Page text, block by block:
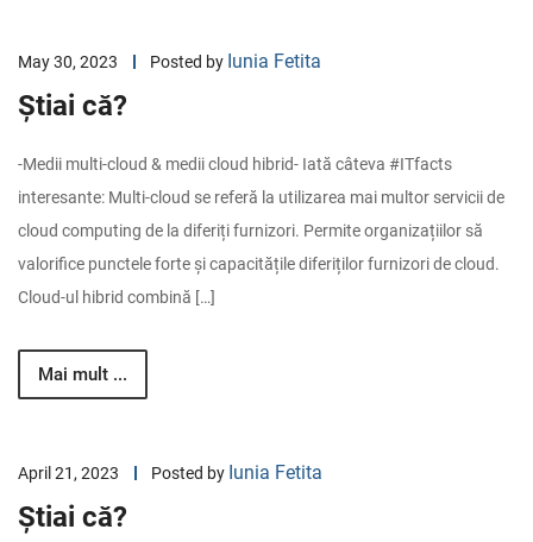
May 30, 2023 Posted by Iunia Fetita
Știai că?
-Medii multi-cloud & medii cloud hibrid- Iată câteva #ITfacts
interesante: Multi-cloud se referă la utilizarea mai multor servicii de
cloud computing de la diferiți furnizori. Permite organizațiilor să
valorifice punctele forte și capacitățile diferiților furnizori de cloud.
Cloud-ul hibrid combină […]
Mai mult ...
April 21, 2023 Posted by Iunia Fetita
Știai că?